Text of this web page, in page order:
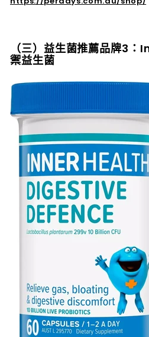
（三）益生菌推薦品牌3
禦益生菌